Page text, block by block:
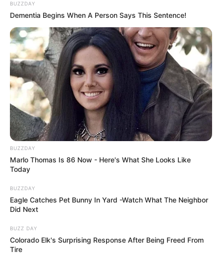
BUZZDAY
Dementia Begins When A Person Says This Sentence!
BUZZDAY
Marlo Thomas Is 86 Now - Here's What She Looks Like
Today
BUZZDAY
Eagle Catches Pet Bunny In Yard -Watch What The Neighbor
Did Next
BUZZ DAY
Colorado Elk's Surprising Response After Being Freed From
Tire